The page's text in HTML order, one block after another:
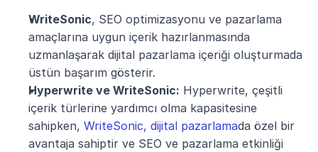
WriteSonic, SEO optimizasyonu ve pazarlama
amaçlarına uygun içerik hazırlanmasında
uzmanlaşarak dijital pazarlama içeriği oluşturmada
üstün başarım gösterir.
Hyperwrite ve WriteSonic: Hyperwrite, çeşitli
içerik türlerine yardımcı olma kapasitesine
sahipken, WriteSonic, dijital pazarlamada özel bir
avantaja sahiptir ve SEO ve pazarlama etkinliği